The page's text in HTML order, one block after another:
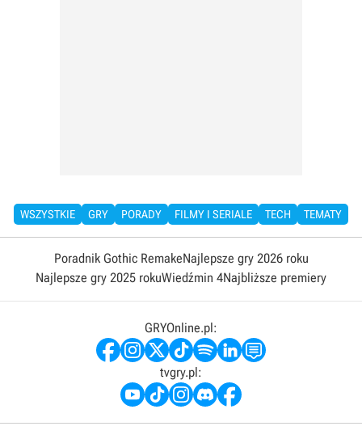
WSZYSTKIE GRY PORADY FILMY I SERIALE TECH TEMATY
Poradnik Gothic RemakeNajlepsze gry 2026 roku
Najlepsze gry 2025 rokuWiedźmin 4Najbliższe premiery
GRYOnline.pl:
tvgry.pl: